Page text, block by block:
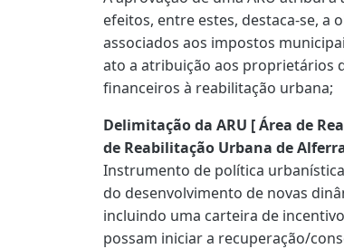
efeitos, entre estes, destaca-se, a
associados aos impostos
ato a atribuição aos proprietários
financeiros à reabilitação urbana;
Delimitação da ARU [ Área de
de Reabilitação Urbana de
Instrumento de política
do desenvolvimento de novas
incluindo uma carteira de
possam iniciar a recuperação/